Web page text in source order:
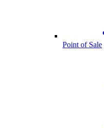
Point of Sale